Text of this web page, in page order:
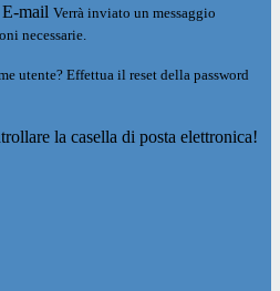
E-mail Verrà inviato un messaggio
necessarie.
utente? Effettua il reset della password
la casella di posta elettronica!